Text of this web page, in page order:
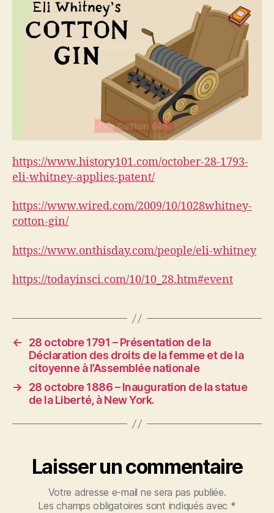
https://www.history101.com/october-28-1793-
eli-whitney-applies-patent/
https://www.wired.com/2009/10/1028whitney-
cotton-gin/
https://www.onthisday.com/people/eli-whitney
https://todayinsci.com/10/10_28.htm#event
←
28 octobre 1791 – Présentation de la
Déclaration des droits de la femme et de la
citoyenne à l’Assemblée nationale
→
28 octobre 1886 – Inauguration de la statue
de la Liberté, à New York.
Laisser un commentaire
Votre adresse e-mail ne sera pas publiée.
Les champs obligatoires sont indiqués avec *